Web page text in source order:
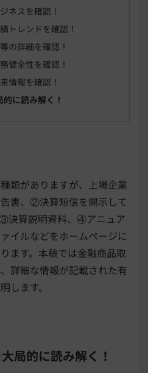
ネスを確認！
トレンドを確認！
の詳細を確認！
健全性を確認！
情報を確認！
に読み解く！
類がありますが、上場企業
書、②決算短信を開示して
決算説明資料、④アニュア
イルなどをホームページに
ます。本稿では金融商品取
詳細な情報が記載された有
します。
局的に読み解く！